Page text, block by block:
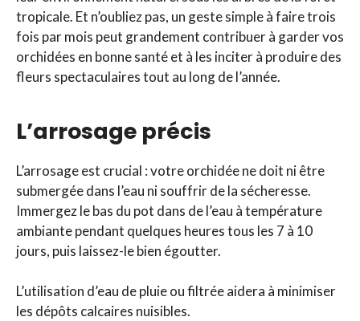
tropicale. Et n’oubliez pas, un geste simple à faire trois
fois par mois peut grandement contribuer à garder vos
orchidées en bonne santé et à les inciter à produire des
fleurs spectaculaires tout au long de l’année.
L’arrosage précis
L’arrosage est crucial : votre orchidée ne doit ni être
submergée dans l’eau ni souffrir de la sécheresse.
Immergez le bas du pot dans de l’eau à température
ambiante pendant quelques heures tous les 7 à 10
jours, puis laissez-le bien égoutter.
L’utilisation d’eau de pluie ou filtrée aidera à minimiser
les dépôts calcaires nuisibles.